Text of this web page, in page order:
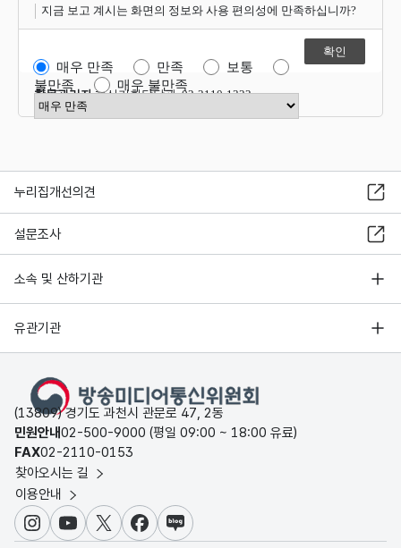
지금 보고 계시는 화면의 정보와 사용 편의성에 만족하십니까?
매우 만족 만족
보통
불만족
매우 불만족
만족도 점수 선택
항목관리자혁신기획담당관 02-2110-1322
누리집개선의견
설문조사
소속 및 산하기관
유관기관
(13809) 경기도 과천시 관문로 47, 2동
민원안내02-500-9000 (평일 09:00 ~ 18:00 유료)
FAX02-2110-0153
찾아오시는 길
이용안내
인스타그램
유튜브X 페이스북
블로그